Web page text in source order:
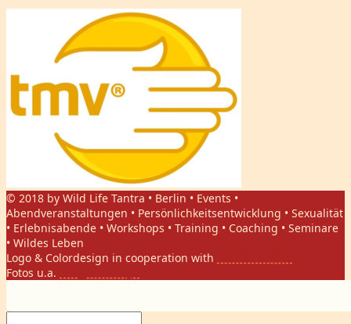
© 2018 by Wild Life Tantra • Berlin • Events •
Abendveranstaltungen • Persönlichkeitsentwicklung • Sexualität
• Erlebnisabende • Workshops • Training • Coaching • Seminare
• Wildes Leben
Logo & Colordesign in cooperation with
Fotos u.a.